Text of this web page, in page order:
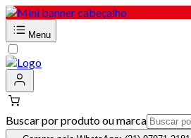
Menu
Buscar por produto ou marca